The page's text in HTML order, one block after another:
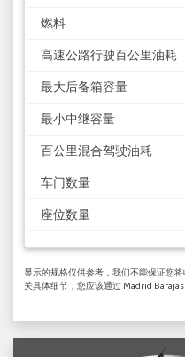
燃料
高速公路行驶百公里油耗
最大后备箱容量
最小中继容量
百公里混合驾驶油耗
车门数量
座位数量
显示的规格仅供参考，我们不能保证您
关具体细节，您应该通过 Madrid